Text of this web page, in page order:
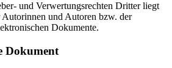
und Verwertungsrechten Dritter liegt
und Autoren bzw. der
Dokumente.
Dokument